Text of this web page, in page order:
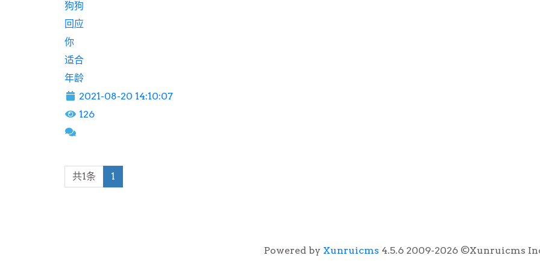
狗狗
回应
你
适合
年龄
2021-08-20 14:10:07
126
共1条 1
Powered by Xunruicms 4.5.6 2009-2026 ©Xunruicms